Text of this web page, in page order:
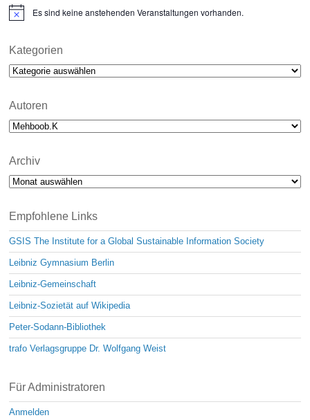
N
i
e
Es sind keine anstehenden Veranstaltungen vorhanden.
Kategorien
Kategorien
Autoren
Archiv
Archiv
Empfohlene Links
GSIS The Institute for a Global Sustainable Information Society
Leibniz Gymnasium Berlin
Leibniz-Gemeinschaft
Leibniz-Sozietät auf Wikipedia
Peter-Sodann-Bibliothek
trafo Verlagsgruppe Dr. Wolfgang Weist
Für Administratoren
Anmelden